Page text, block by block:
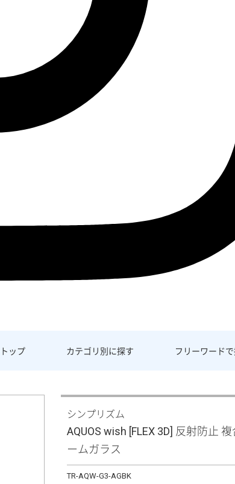
トップ カテゴリ別に探す フリーワード
シンプリズム
AQUOS wish [FLEX 3D] 反射防止
ームガラス
TR-AQW-G3-AGBK